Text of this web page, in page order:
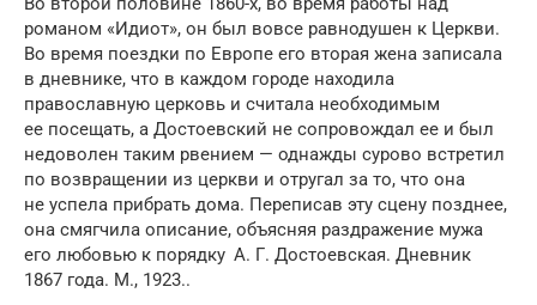
романом «Идиот», он был вовсе равнодушен к Церкви.
Во время поездки по Европе его вторая жена записала
в дневнике, что в каждом городе находила
православную церковь и считала необходимым
ее посещать, а Достоевский не сопровождал ее и был
недоволен таким рвением — однажды сурово встретил
по возвращении из церкви и отругал за то, что она
не успела прибрать дома. Переписав эту сцену позднее,
она смягчила описание, объясняя раздражение мужа
его любовью к порядку А. Г. Достоевская. Дневник
1867 года. М., 1923..